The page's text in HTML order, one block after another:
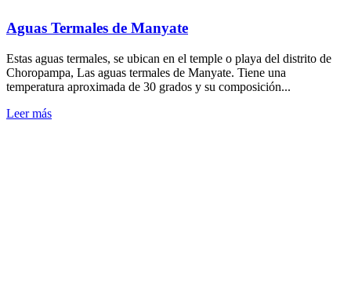
Aguas Termales de Manyate
Estas aguas termales, se ubican en el temple o playa del distrito de
Choropampa, Las aguas termales de Manyate. Tiene una
temperatura aproximada de 30 grados y su composición...
Leer más